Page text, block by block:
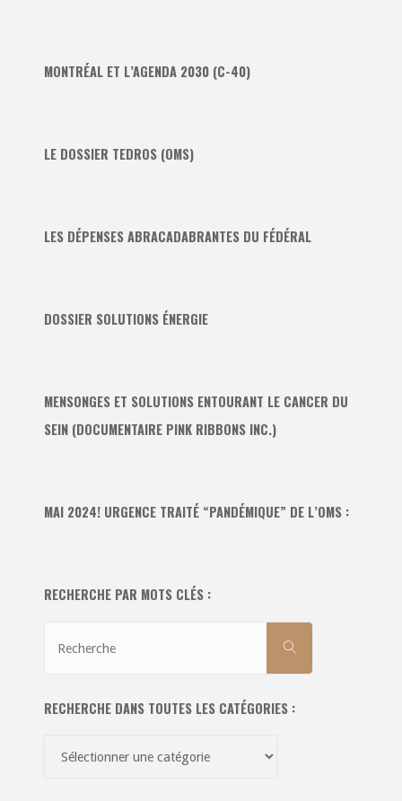
MONTRÉAL ET L’AGENDA 2030 (C-40)
LE DOSSIER TEDROS (OMS)
LES DÉPENSES ABRACADABRANTES DU FÉDÉRAL
DOSSIER SOLUTIONS ÉNERGIE
MENSONGES ET SOLUTIONS ENTOURANT LE CANCER DU
SEIN (DOCUMENTAIRE PINK RIBBONS INC.)
MAI 2024! URGENCE TRAITÉ “PANDÉMIQUE” DE L’OMS :
RECHERCHE PAR MOTS CLÉS :
RECHERCHE
RECHERCHE DANS TOUTES LES CATÉGORIES :